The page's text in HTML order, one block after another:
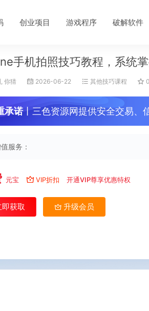
创业项目 游戏程序 破解软件
手机拍照技巧教程，系统
你猜 2026-06-22 其他技巧课程 0
承诺丨三色资源网提供安全交易、
服务：
元宝 VIP折扣 开通VIP尊享优惠特权
即获取 升级会员